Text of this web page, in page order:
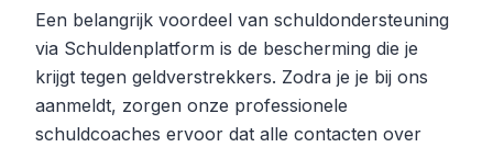
Een belangrijk voordeel van schuldondersteuning
via Schuldenplatform is de bescherming die je
krijgt tegen geldverstrekkers. Zodra je je bij ons
aanmeldt, zorgen onze professionele
schuldcoaches ervoor dat alle contacten over